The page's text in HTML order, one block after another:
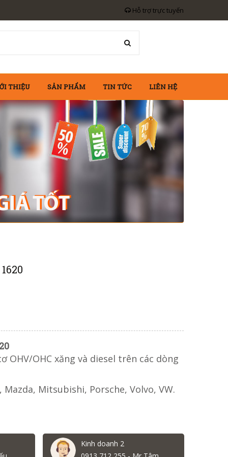
Hỗ trợ trực tuyến
THIỆU SẢN PHẨM TIN TỨC LIÊN HỆ
OHV/OHC xăng và diesel trên các dòng
Mitsubishi, Porsche, Volvo, VW.
Kinh doanh 2